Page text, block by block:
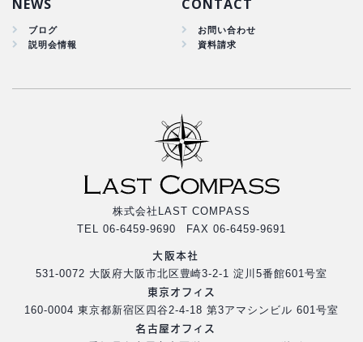
NEWS
ブログ
説明会情報
CONTACT
お問い合わせ
資料請求
株式会社LAST COMPASS
TEL 06-6459-9690 FAX 06-6459-9691
大阪本社
531-0072 大阪府大阪市北区豊崎3-2-1 淀川5番館601号室
東京オフィス
160-0004 東京都新宿区四谷2-4-18 第3アマシンビル 601号室
名古屋オフィス